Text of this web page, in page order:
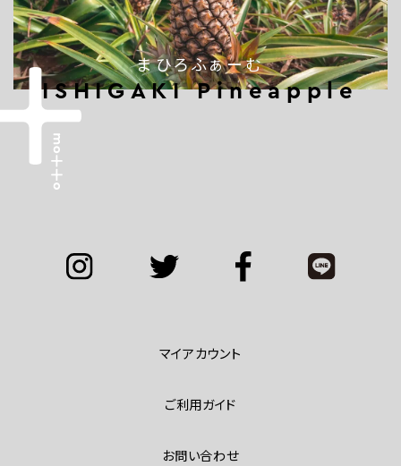
まひろふぁーむ
ISHIGAKI Pineapple
マイアカウント
ご利用ガイド
お問い合わせ